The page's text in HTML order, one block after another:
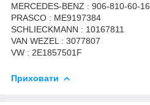
MERCEDES-BENZ : 906-810-60-16
PRASCO : ME9197384
SCHLIECKMANN : 10167811
VAN WEZEL : 3077807
VW : 2E1857501F
Приховати